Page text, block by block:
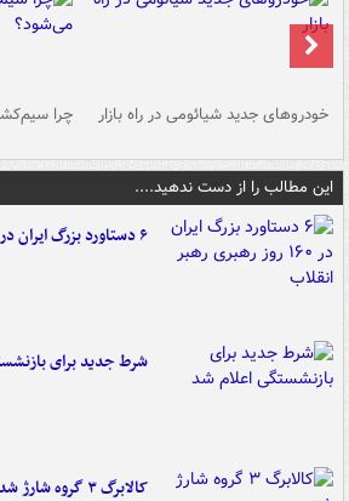
خودروهای جدید شیائومی در راه بازار چرا
این مطالب را از دست ندهید....
۶ دستاورد بزرگ ایران در ۱۶۰ روز رهبری رهبر انقلاب
شرط جدید برای
کالابرگ ۳ گروه شارژ شد